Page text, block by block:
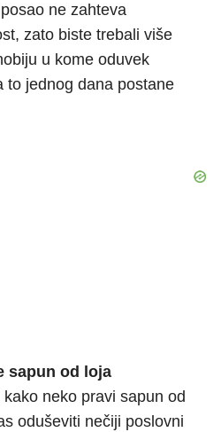
ne zahteva
zato biste trebali više
u kome oduvek
to jednog dana postane
sapun od loja
neko pravi sapun od
oduševiti nečiji poslovni